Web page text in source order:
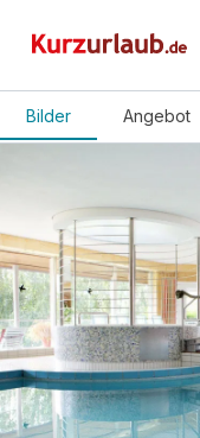
Bilder Angebot